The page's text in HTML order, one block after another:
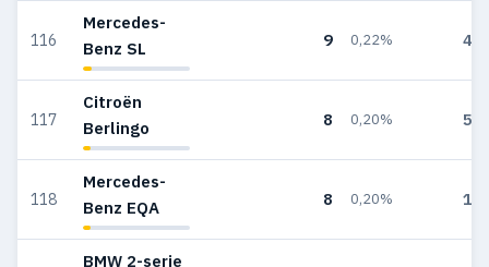
116
Mercedes-
Benz SL
9 0,22% 45
117
Citroën
Berlingo
8 0,20% 52
118
Mercedes-
Benz EQA
8 0,20% 16
BMW 2-serie